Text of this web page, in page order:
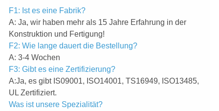
F1: Ist es eine Fabrik?
A: Ja, wir haben mehr als 15 Jahre Erfahrung in der
Konstruktion und Fertigung!
F2: Wie lange dauert die Bestellung?
A: 3-4 Wochen
F3: Gibt es eine Zertifizierung?
A:Ja, es gibt IS09001, ISO14001, TS16949, ISO13485,
UL Zertifiziert.
Was ist unsere Spezialität?